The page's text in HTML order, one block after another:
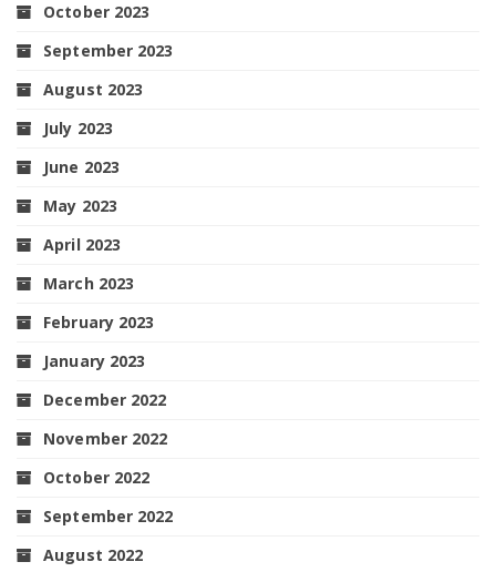
October 2023
September 2023
August 2023
July 2023
June 2023
May 2023
April 2023
March 2023
February 2023
January 2023
December 2022
November 2022
October 2022
September 2022
August 2022